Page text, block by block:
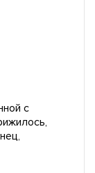
с